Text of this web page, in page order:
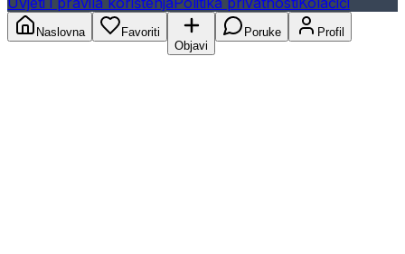
Naslovna
Favoriti
Objavi
Poruke Profil